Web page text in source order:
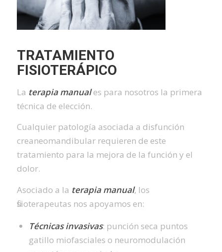
TRATAMIENTO
FISIOTERÁPICO
La terapia manuales para nosotros la primera
técnica de elección.
Cualquier patología asociada a disfunción
creaneomandibular requieren de este
tratamiento para la mejora de la función y el
dolor.
Asociado a la terapia manual, los
fisioterapeutas nos apoyamos en:
Técnicas invasivas: punción seca puntos
gatillo miofasciales o neuromodulación